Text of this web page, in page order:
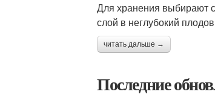
Для хранения выбирают
слой в неглубокий
читать дальше →
Последние